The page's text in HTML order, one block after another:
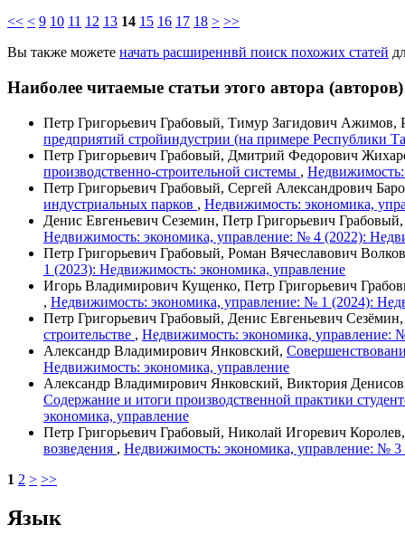
<< < 9 10 11 12 13 14 15 16 17 18 > >>
Вы также можете начать расширеннвй поиск похожих статей
Наиболее читаемые статьи этого автора (авторов)
Петр Григорьевич Грабовый, Тимур Загидович Ажимов,
предприятий стройиндустрии (на примере Республики
Петр Григорьевич Грабовый, Дмитрий Федорович
производственно-строительной системы ,
Петр Григорьевич Грабовый, Сергей Александрович
индустриальных парков , Недвижимость: экономика,
Денис Евгеньевич Сеземин, Петр Григорьевич Грабовый,
Недвижимость: экономика, управление: № 4 (2022):
Петр Григорьевич Грабовый, Роман Вячеславович
1 (2023): Недвижимость: экономика, управление
Игорь Владимирович Кущенко, Петр Григорьевич
, Недвижимость: экономика, управление: № 1 (2024):
Петр Григорьевич Грабовый, Денис Евгеньевич Сезёмин,
строительстве , Недвижимость: экономика, управление:
Александр Владимирович Янковский,
Недвижимость: экономика, управление
Александр Владимирович Янковский, Виктория
Содержание и итоги производственной практики
экономика, управление
Петр Григорьевич Грабовый, Николай Игоревич Королев,
возведения , Недвижимость: экономика, управление: №
1 2 > >>
Язык